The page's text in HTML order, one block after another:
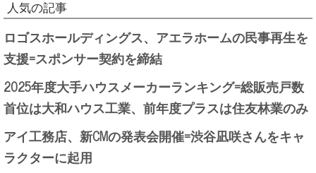
人気の記事
ロゴスホールディングス、アエラホームの民事再生を
支援=スポンサー契約を締結
2025年度大手ハウスメーカーランキング=総販売戸数
首位は大和ハウス工業、前年度プラスは住友林業のみ
アイ工務店、新CMの発表会開催=渋谷凪咲さんをキャ
ラクターに起用